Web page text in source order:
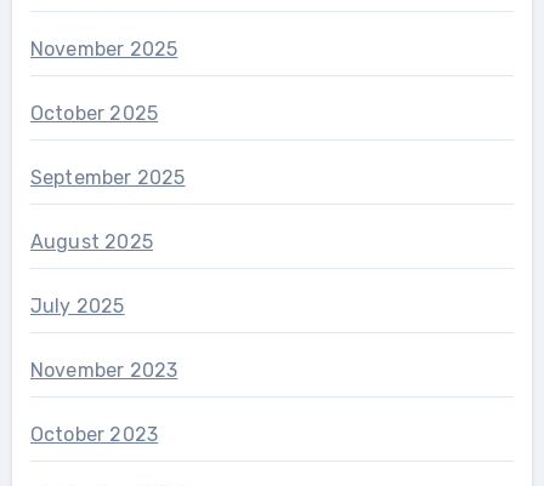
November 2025
October 2025
September 2025
August 2025
July 2025
November 2023
October 2023